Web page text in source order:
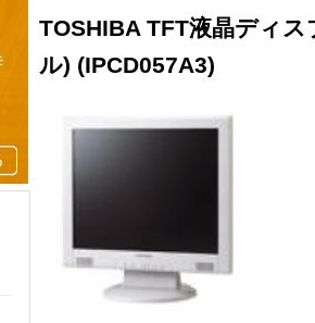
TOSHIBA TFT液晶ディ
ル) (IPCD057A3)